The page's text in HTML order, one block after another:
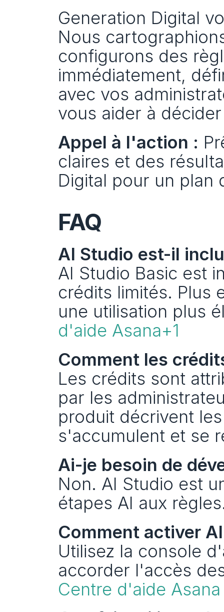
Generation Digital
Nous
configurons des
immédiatement,
avec vos
vous aider à
Appel à l'action :
claires et des
Digital pour un plan
FAQ
AI Studio est-il
AI Studio Basic est
crédits limités. Plus
une utilisation plus
d'aide Asana+1
Comment les
Les crédits sont
par les
produit décrivent
s'accumulent et se
Ai-je besoin de
Non. AI Studio est
étapes AI aux
Comment activer
Utilisez la console
Centre d'aide Asana